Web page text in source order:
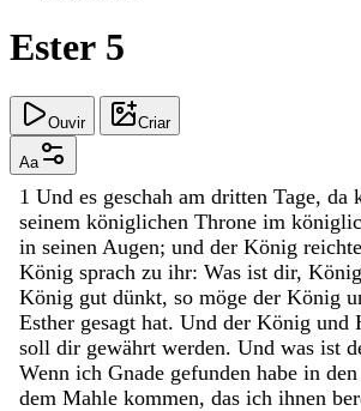
Ester 5
Ouvir Criar
Aa
1 Und es geschah am dritten Tage, da
seinem königlichen Throne im
in seinen Augen; und der König reichte
König sprach zu ihr: Was ist dir,
König gut dünkt, so möge der König
Esther gesagt hat. Und der König und
soll dir gewährt werden. Und was ist
Wenn ich Gnade gefunden habe in den
dem Mahle kommen, das ich ihnen